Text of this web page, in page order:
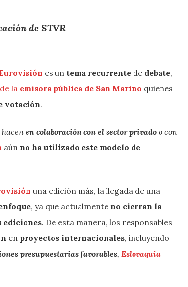
de STVR
es un tema recurrente de debate,
la emisora pública de San Marino quienes
votación.
hacen en colaboración con el sector privado o con
aún no ha utilizado este modelo de
una edición más, la llegada de una
, ya que actualmente no cierran la
ediciones. De esta manera, los responsables
en proyectos internacionales, incluyendo
presupuestarias favorables, Eslovaquia